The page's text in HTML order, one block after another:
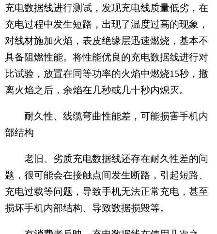
充电数据线进行测试，发现充电线质量低劣，在
充电过程中发生短路，出现了温度过高的现象，
对线材施加火焰，表皮绝缘层迅速燃烧，基本不
具备阻燃性能。将性能优良的充电数据线进行对
比试验，放置在同等功率的火焰中燃烧15秒，撤
离火焰之后，余焰在几秒或几十秒内熄灭。
耐久性、线缆弯曲性能差，可能损害手机内
部结构
老旧、劣质充电数据线还存在耐久性差的问
题，很可能会在接触点间发生断路，引起短路、
充电过载等问题，导致手机无法正常充电，甚至
损坏手机内部结构、导致数据损毁等。